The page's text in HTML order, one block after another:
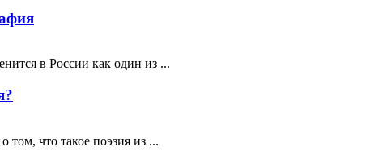
в России как один из ...
что такое поэзия из ...